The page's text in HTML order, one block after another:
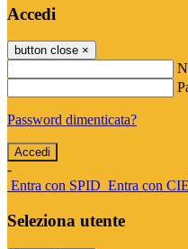
Accedi
button close ×
Password dimenticata?
-
Entra con SPID Entra con CIE
Seleziona utente